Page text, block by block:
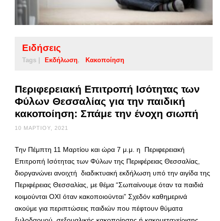
Ειδήσεις
Tags | Εκδήλωση Κακοποίηση
Περιφερειακή Επιτροπή Ισότητας των
Φύλων Θεσσαλίας για την παιδική
κακοποίηση: Σπάμε την ένοχη σιωπή
10 ΜΑΡΤΊΟΥ, 2021
Την Πέμπτη 11 Μαρτίου και ώρα 7 μ.μ. η Περιφερειακή
Επιτροπή Ισότητας των Φύλων της Περιφέρειας Θεσσαλίας,
διοργανώνει ανοιχτή διαδικτυακή εκδήλωση υπό την αιγίδα της
Περιφέρειας Θεσσαλίας, με θέμα “Σωπαίνουμε όταν τα παιδιά
κοιμούνται ΟΧΙ όταν κακοποιούνται” Σχεδόν καθημερινά
ακούμε για περιπτώσεις παιδιών που πέφτουν θύματα